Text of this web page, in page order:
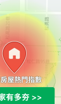
1,020萬
總價
490萬
總價